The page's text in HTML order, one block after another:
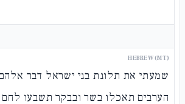
HEBREW (MT)
שמעתי את תלונת בני ישראל דבר
הערבים תאכלו בשר ובבקר תשבעו לחם